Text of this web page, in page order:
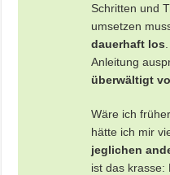
Schritten und
umsetzen
dauerhaft los
Anleitung
überwältigt
Wäre ich
hätte ich mir
jeglichen
ist das krasse: